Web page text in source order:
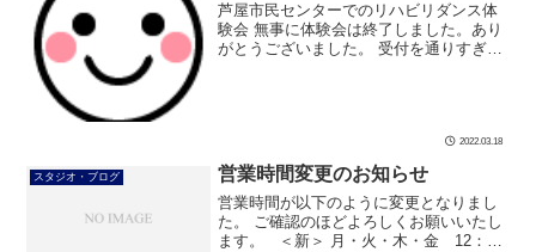
芦屋市民センターでのリハビリダンス体
験会 無事に体験会は終了しました。あり
がとうございました。 受付を通りすぎる
2022.03.18
スタジオ・ブログ 営業時間変更のお知らせ
営業時間が以下のように変更となりまし
た。 ご確認のほどよろしくお願いいたし
ます。 ＜新＞ 月・火・木・金 12：00